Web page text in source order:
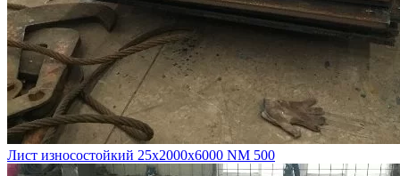
Лист износостойкий 25х2000х6000 NM 500